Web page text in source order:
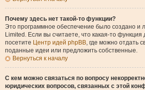
Почему здесь нет такой-то функции?
Это программное обеспечение было создано и
Limited. Если вы считаете, что какая-то
посетите Центр идей phpBB, где можно отдать
поданные идеи или предложить собственные.
Вернуться к началу
С кем можно связаться по вопросу
юридических вопросов, связанных с этой